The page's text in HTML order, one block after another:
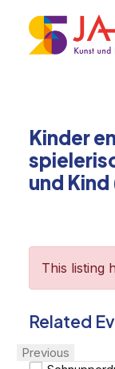
Kinder
und Kind
This listing
Related
Previous